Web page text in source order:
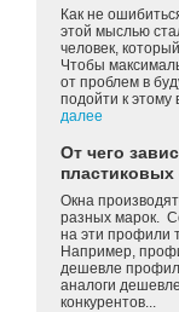
Как не
этой мыслью
человек,
Чтобы
от проблем в
подойти к этому
далее
От чего
пластиковых
Окна
разных марок.
на эти профили
Например,
дешевле
аналоги
конкурентов...